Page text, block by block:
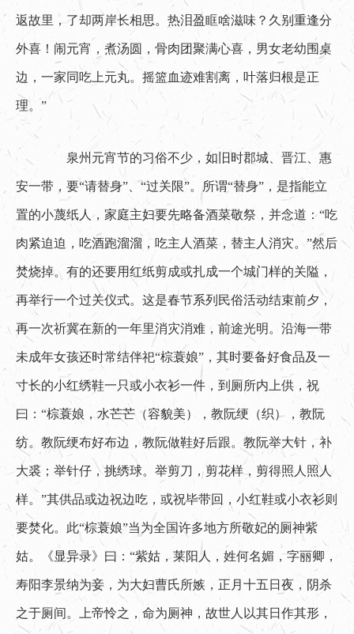
返故里，了却两岸长相思。热泪盈眶啥滋味？久别重逢分
外喜！闹元宵，煮汤圆，骨肉团聚满心喜，男女老幼围桌
边，一家同吃上元丸。摇篮血迹难割离，叶落归根是正
理。”
泉州元宵节的习俗不少，如旧时郡城、晋江、惠
安一带，要“请替身”、“过关限”。所谓“替身”，是指能立
置的小蔑纸人，家庭主妇要先略备酒菜敬祭，并念道：“吃
肉紧迫迫，吃酒跑溜溜，吃主人酒菜，替主人消灾。”然后
焚烧掉。有的还要用红纸剪成或扎成一个城门样的关隘，
再举行一个过关仪式。这是春节系列民俗活动结束前夕，
再一次祈冀在新的一年里消灾消难，前途光明。沿海一带
未成年女孩还时常结伴祀“棕蓑娘”，其时要备好食品及一
寸长的小红绣鞋一只或小衣衫一件，到厕所内上供，祝
曰：“棕蓑娘，水芒芒（容貌美），教阮绠（织），教阮
纺。教阮绠布好布边，教阮做鞋好后跟。教阮举大针，补
大裘；举针仔，挑绣球。举剪刀，剪花样，剪得照人照人
样。”其供品或边祝边吃，或祝毕带回，小红鞋或小衣衫则
要焚化。此“棕蓑娘”当为全国许多地方所敬妃的厕神紫
姑。《显异录》曰：“紫姑，莱阳人，姓何名媚，字丽卿，
寿阳李景纳为妾，为大妇曹氏所嫉，正月十五日夜，阴杀
之于厕间。上帝怜之，命为厕神，故世人以其日作其形，